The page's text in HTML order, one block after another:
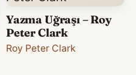
Yazma Uğraşı – Roy
Peter Clark
Roy Peter Clark